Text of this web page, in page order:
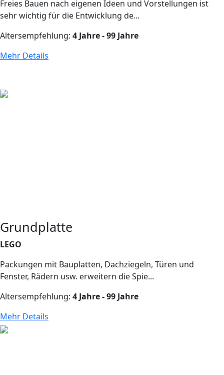
Freies Bauen nach eigenen Ideen und Vorstellungen ist
sehr wichtig für die Entwicklung de...
Altersempfehlung: 4 Jahre - 99 Jahre
Mehr Details
Grundplatte
LEGO
Packungen mit Bauplatten, Dachziegeln, Türen und
Fenster, Rädern usw. erweitern die Spie...
Altersempfehlung: 4 Jahre - 99 Jahre
Mehr Details